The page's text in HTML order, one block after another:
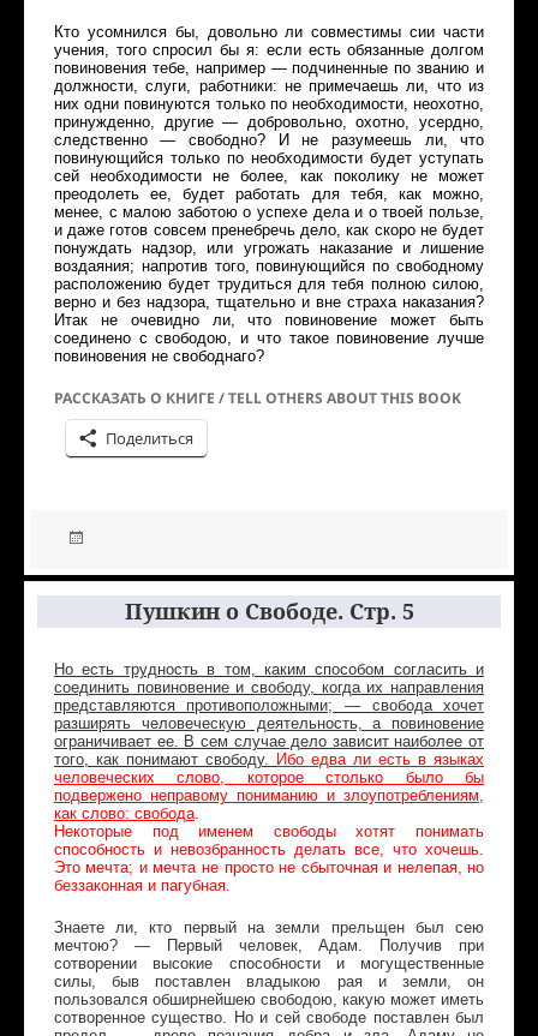
Кто усомнился бы, довольно ли совместимы сии части
учения, того спросил бы я: если есть обязанные долгом
повиновения тебе, например — подчиненные по званию и
должности, слуги, работники: не примечаешь ли, что из
них одни повинуются только по необходимости, неохотно,
принужденно, другие — добровольно, охотно, усердно,
следственно — свободно? И не разумеешь ли, что
повинующийся только по необходимости будет уступать
сей необходимости не более, как поколику не может
преодолеть ее, будет работать для тебя, как можно,
менее, с малою заботою о успехе дела и о твоей пользе,
и даже готов совсем пренебречь дело, как скоро не будет
понуждать надзор, или угрожать наказание и лишение
воздаяния; напротив того, повинующийся по свободному
расположению будет трудиться для тебя полною силою,
верно и без надзора, тщательно и вне страха наказания?
Итак не очевидно ли, что повиновение может быть
соединено с свободою, и что такое повиновение лучше
повиновения не свободнаго?
РАССКАЗАТЬ О КНИГЕ / TELL OTHERS ABOUT THIS BOOK
Поделиться
Пушкин о Свободе. Стр. 5
Но есть трудность в том, каким способом согласить и
соединить повиновение и свободу, когда их направления
представляются противоположными; — свобода хочет
разширять человеческую деятельность, а повиновение
ограничивает ее. В сем случае дело зависит наиболее от
того, как понимают свободу.
Ибо едва ли есть в языках
человеческих слово, которое столько было бы
подвержено неправому пониманию и злоупотреблениям,
как слово: свобода.
Некоторые под именем свободы хотят понимать
способность и невозбранность делать все, что хочешь.
Это мечта; и мечта не просто не сбыточная и нелепая, но
беззаконная и пагубная.
Знаете ли, кто первый на земли прельщен был сею
мечтою? — Первый человек, Адам. Получив при
сотворении высокие способности и могущественные
силы, быв поставлен владыкою рая и земли, он
пользовался обширнейшею свободою, какую может иметь
сотворенное существо. Но и сей свободе поставлен был